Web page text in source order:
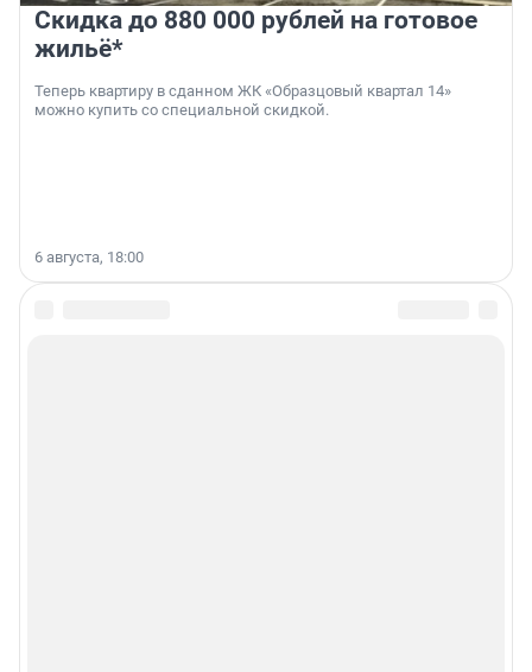
Скидка до 880 000 рублей на готовое
жильё*
Теперь квартиру в сданном ЖК «Образцовый квартал 14»
можно купить со специальной скидкой.
6 августа, 18:00